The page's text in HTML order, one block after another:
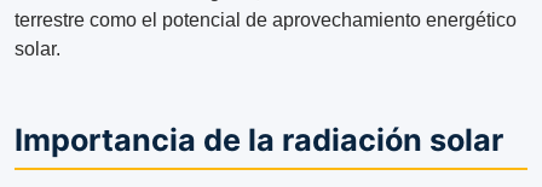
terrestre como el potencial de aprovechamiento energético
solar.
Importancia de la radiación solar